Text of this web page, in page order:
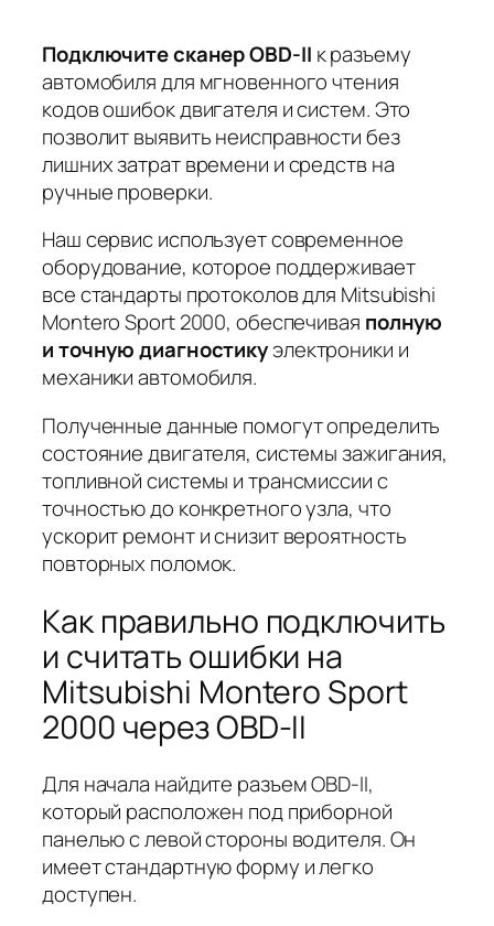
Подключите сканер OBD-II к разъему
автомобиля для мгновенного чтения
кодов ошибок двигателя и систем. Это
позволитвыявить неисправностибез
лишних затрат времени и средств на
ручные проверки.
Наш сервис использует современное
оборудование, которое поддерживает
все стандарты протоколов для Mitsubishi
Montero Sport 2000, обеспечивая полную
и точную диагностикуэлектроники и
механики автомобиля.
Полученные данные помогут определить
состояние двигателя, системы зажигания,
топливной системы и трансмиссии с
точностью до конкретного узла, что
ускорит ремонт и снизит вероятность
повторных поломок.
Как правильно подключить
и считать ошибки на
Mitsubishi Montero Sport
2000 через OBD-II
Для начала найдите разъем OBD-II,
который расположен под приборной
панелью с левой стороны водителя. Он
имеет стандартную форму и легко
доступен.